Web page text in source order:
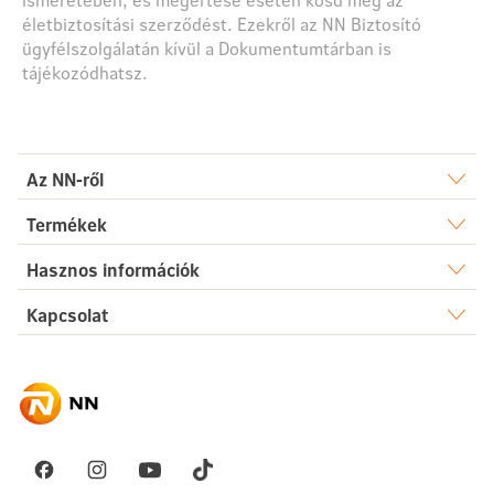
életbiztosítási szerződést. Ezekről az NN Biztosító
ügyfélszolgálatán kívül a Dokumentumtárban is
tájékozódhatsz.
Az NN-ről
Rólunk
Sajtószoba
Karrier
Fenntarthatóság
Pénzügyi navigátor
Termékek
Élet
Egészség
Nyugdíj
Vállalati megoldások
Hasznos információk
Dokumentumtár
Akadálymentesség
Kapcsolat
Ügyintézés